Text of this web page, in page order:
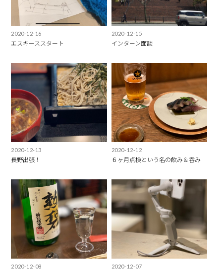
2020-12-16
エスキーススタート
2020-12-15
インターン面談
2020-12-13
長野出張！
2020-12-12
６ヶ月点検という名の飲み＆呑み
2020-12-08 2020-12-07